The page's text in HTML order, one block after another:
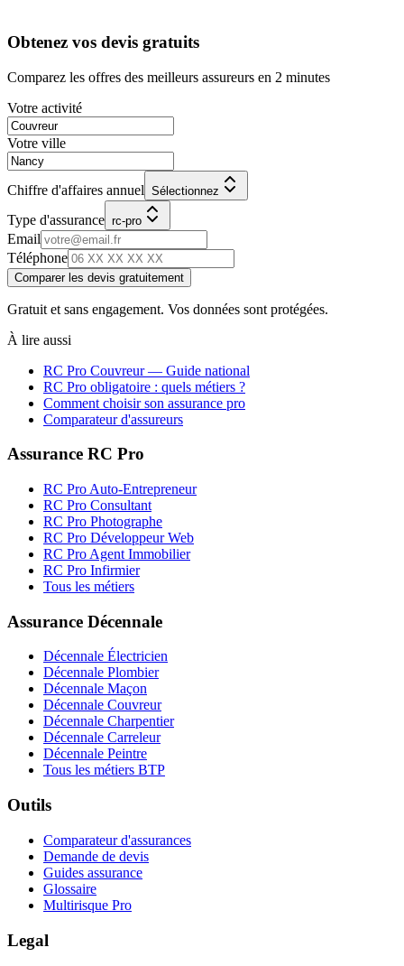
Obtenez vos devis gratuits
Comparez les offres des meilleurs assureurs en 2 minutes
Votre activité
Votre ville
Chiffre d'affaires annuel Sélectionnez
Type d'assurance rc-pro
Email
Téléphone
Comparer les devis gratuitement
Gratuit et sans engagement. Vos données sont protégées.
À lire aussi
RC Pro Couvreur— Guide national
RC Pro obligatoire : quels métiers ?
Comment choisir son assurance pro
Comparateur d'assureurs
Assurance RC Pro
RC Pro Auto-Entrepreneur
RC Pro Consultant
RC Pro Photographe
RC Pro Développeur Web
RC Pro Agent Immobilier
RC Pro Infirmier
Tous les métiers
Assurance Décennale
Décennale Électricien
Décennale Plombier
Décennale Maçon
Décennale Couvreur
Décennale Charpentier
Décennale Carreleur
Décennale Peintre
Tous les métiers BTP
Outils
Comparateur d'assurances
Demande de devis
Guides assurance
Glossaire
Multirisque Pro
Legal